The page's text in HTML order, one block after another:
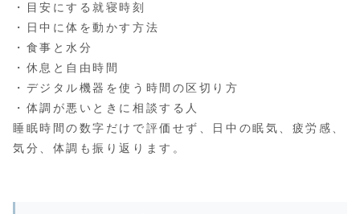
・目安にする就寝時刻
・日中に体を動かす方法
・食事と水分
・休息と自由時間
・デジタル機器を使う時間の区切り方
・体調が悪いときに相談する人
睡眠時間の数字だけで評価せず、日中の眠気、疲労感、
気分、体調も振り返ります。